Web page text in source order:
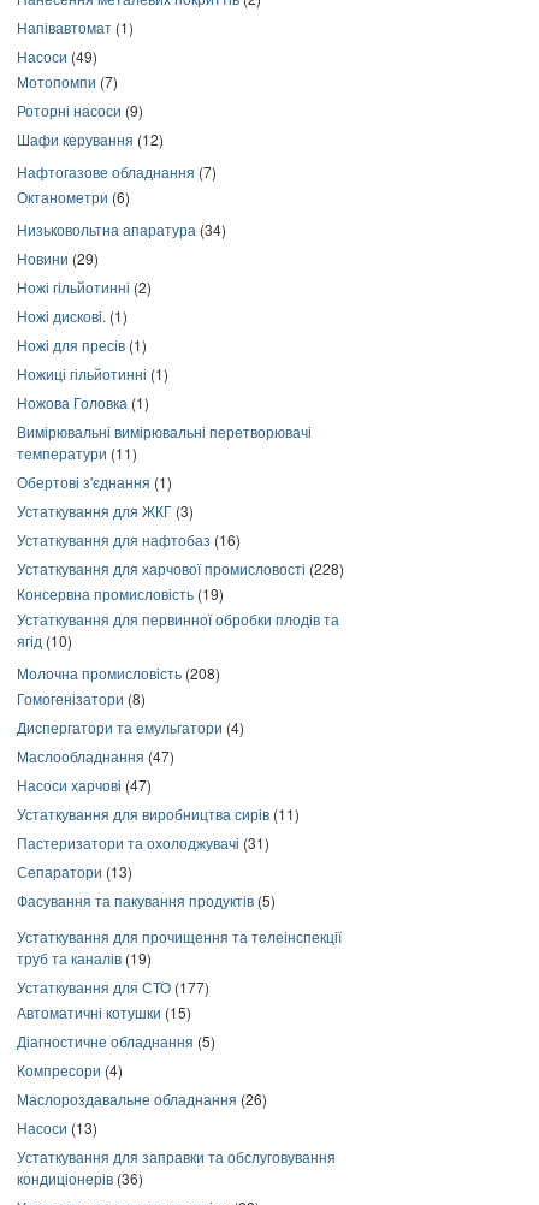
Напівавтомат (1)
Насоси (49)
Мотопомпи (7)
Роторні насоси (9)
Шафи керування (12)
Нафтогазове обладнання (7)
Октанометри (6)
Низьковольтна апаратура (34)
Новини (29)
Ножі гільйотинні (2)
Ножі дискові. (1)
Ножі для пресів (1)
Ножиці гільйотинні (1)
Ножова Головка (1)
Вимірювальні вимірювальні перетворювачі
температури (11)
Обертові з'єднання (1)
Устаткування для ЖКГ (3)
Устаткування для нафтобаз (16)
Устаткування для харчової промисловості (228)
Консервна промисловість (19)
Устаткування для первинної обробки плодів та
ягід (10)
Молочна промисловість (208)
Гомогенізатори (8)
Диспергатори та емульгатори (4)
Маслообладнання (47)
Насоси харчові (47)
Устаткування для виробництва сирів (11)
Пастеризатори та охолоджувачі (31)
Сепаратори (13)
Фасування та пакування продуктів (5)
Устаткування для прочищення та телеінспекції
труб та каналів (19)
Устаткування для СТО (177)
Автоматичні котушки (15)
Діагностичне обладнання (5)
Компресори (4)
Маслороздавальне обладнання (26)
Насоси (13)
Устаткування для заправки та обслуговування
кондиціонерів (36)